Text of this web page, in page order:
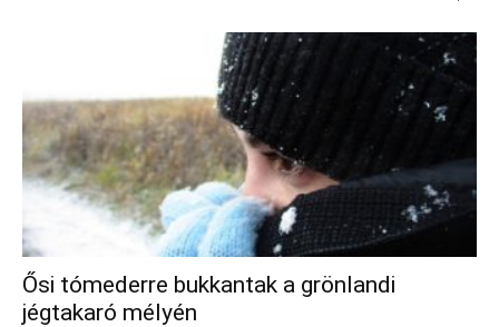
Ősi tómederre bukkantak a grönlandi
jégtakaró mélyén